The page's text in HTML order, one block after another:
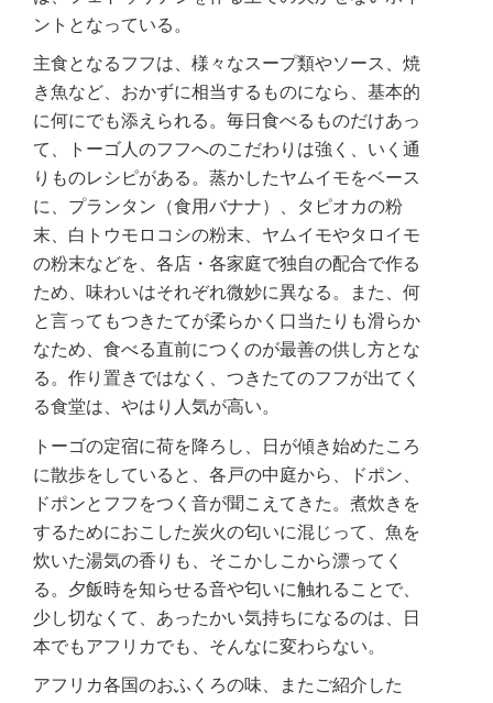
ントとなっている。
主食となるフフは、様々なスープ類やソース、焼
き魚など、おかずに相当するものになら、基本的
に何にでも添えられる。毎日食べるものだけあっ
て、トーゴ人のフフへのこだわりは強く、いく通
りものレシピがある。蒸かしたヤムイモをベース
に、プランタン（食用バナナ）、タピオカの粉
末、白トウモロコシの粉末、ヤムイモやタロイモ
の粉末などを、各店・各家庭で独自の配合で作る
ため、味わいはそれぞれ微妙に異なる。また、何
と言ってもつきたてが柔らかく口当たりも滑らか
なため、食べる直前につくのが最善の供し方とな
る。作り置きではなく、つきたてのフフが出てく
る食堂は、やはり人気が高い。
トーゴの定宿に荷を降ろし、日が傾き始めたころ
に散歩をしていると、各戸の中庭から、ドポン、
ドポンとフフをつく音が聞こえてきた。煮炊きを
するためにおこした炭火の匂いに混じって、魚を
炊いた湯気の香りも、そこかしこから漂ってく
る。夕飯時を知らせる音や匂いに触れることで、
少し切なくて、あったかい気持ちになるのは、日
本でもアフリカでも、そんなに変わらない。
アフリカ各国のおふくろの味、またご紹介した